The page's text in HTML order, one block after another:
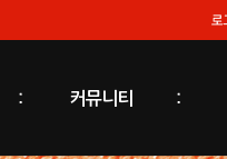
커뮤니티